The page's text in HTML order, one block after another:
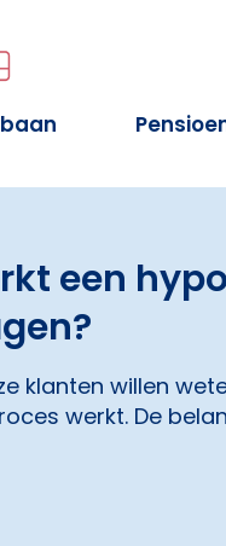
een
klanten willen
werkt. De